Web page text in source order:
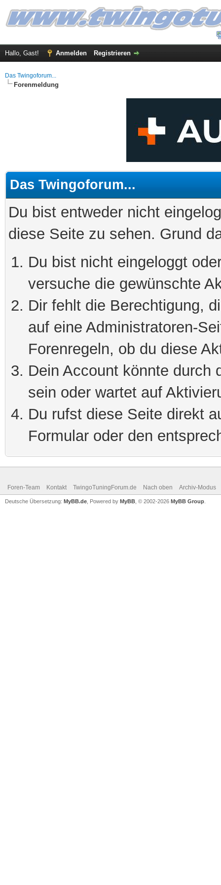
Hallo, Gast! Anmelden Registrieren
Das Twingoforum...
Forenmeldung
Das Twingoforum...
Du bist entweder nicht
diese Seite zu sehen. Grund
Du bist nicht eingeloggt
versuche die gewünschte
Dir fehlt die Berechtigung,
auf eine Administratoren-
Forenregeln, ob du diese
Dein Account könnte durch
sein oder wartet auf
Du rufst diese Seite direkt
Formular oder den
Foren-Team Kontakt TwingoTuningForum.de Nach oben Archiv-Modus
Deutsche Übersetzung: MyBB.de , Powered by MyBB , © 2002-2026 MyBB Group